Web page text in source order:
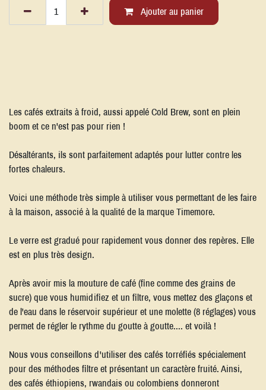
Ajouter au panier
Les cafés extraits à froid, aussi appelé Cold Brew, sont en plein
boom et ce n'est pas pour rien !
Désaltérants, ils sont parfaitement adaptés pour lutter contre les
fortes chaleurs.
Voici une méthode très simple à utiliser vous permettant de les faire
à la maison, associé à la qualité de la marque Timemore.
Le verre est gradué pour rapidement vous donner des repères. Elle
est en plus très design.
Après avoir mis la mouture de café (fine comme des grains de
sucre) que vous humidifiez et un filtre, vous mettez des glaçons et
de l'eau dans le réservoir supérieur et une molette (8 réglages) vous
permet de régler le rythme du goutte à goutte.... et voilà !
Nous vous conseillons d'utiliser des cafés torréfiés spécialement
pour des méthodes filtre et présentant un caractère fruité. Ainsi,
des cafés éthiopiens, rwandais ou colombiens donneront